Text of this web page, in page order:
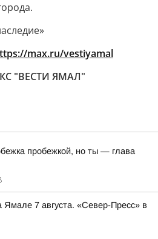
max.ru/vestiyamal
"ВЕСТИ ЯМАЛ"
пробежкой, но ты — глава
Ямале 7 августа. «Север-Пресс» в